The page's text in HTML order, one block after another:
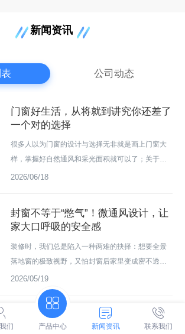
新闻资讯
公司动态
门窗好生活，从将就到讲究你还差了
一个对的选择
很多人以为门窗的设计与选择无非就是画上门窗大
样，掌握好自然通风和采光面积就可以了；关于更
深层次的要求，顶多就算算节能。真的就只要这样
居设计中，不同空间的门窗开启应以人为本，予人
舒适为基本运用原则，满足人的活动流线需求。以
厨房为例！厨房是家里油污的聚散之地，普通家庭
都倾向选择高密封、高隔音的系统门窗。假如...
2026/06/18
封窗不等于“憋气”！微通风设计，让
家大口呼吸的安全感
装修时，我们总是陷入一种两难的抉择：想要全景
落地窗的极致视野，又怕封窗后家里变成密不透风
的“闷罐”；想要大面积玻璃的通透感，又担心传统大
开启扇带来的安全隐患。其实，好的设计从来不是
做减法，而是寻找完美的平衡。当“微通风设计”遇上
现代门窗，我们终于找到了一把解开这道难题的钥
2026/05/19
德技金德降噪性能卓越门窗，提高家
居日常生活安全性！
们 产品中心 新闻资讯 联系我们